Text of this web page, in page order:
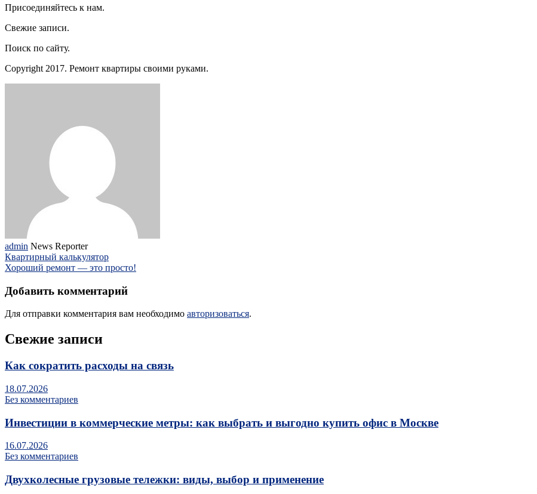
Присоединяйтесь к нам.
Свежие записи.
Поиск по сайту.
Copyright 2017. Ремонт квартиры своими руками.
admin News Reporter
Квартирный калькулятор
Хороший ремонт — это просто!
Добавить комментарий
Для отправки комментария вам необходимо авторизоваться.
Свежие записи
Как сократить расходы на связь
18.07.2026
Без комментариев
Инвестиции в коммерческие метры: как выбрать и выгодно купить офис в Москве
16.07.2026
Без комментариев
Двухколесные грузовые тележки: виды, выбор и применение